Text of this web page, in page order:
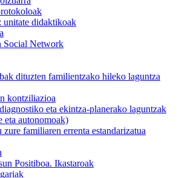
unitate didaktikoak
Social Network
dituzten familientzako hileko laguntza
kontziliazioa
eta ekintza-planerako laguntzak
eta autonomoak)
familiaren errenta estandarizatua
Positiboa. Ikastaroak